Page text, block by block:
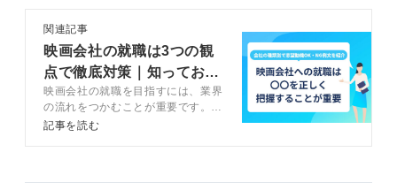
関連記事
映画会社の就職は3つの観
点で徹底対策｜知っておく
べき事前情報も
映画会社の就職を目指すには、業界
の流れをつかむことが重要です。記
事では、映画会社のビジネスモデル
ているので、映画会社の就職を目指
記事を読む